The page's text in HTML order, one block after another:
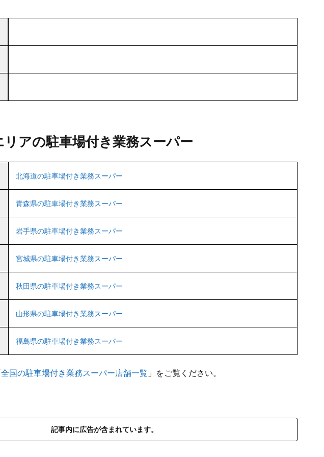
リアの駐車場付き業務スーパー
北海道の駐車場付き業務スーパー
青森県の駐車場付き業務スーパー
岩手県の駐車場付き業務スーパー
宮城県の駐車場付き業務スーパー
秋田県の駐車場付き業務スーパー
山形県の駐車場付き業務スーパー
福島県の駐車場付き業務スーパー
全国の駐車場付き業務スーパー店舗一覧 」をご覧ください。
記事内に広告が含まれています。